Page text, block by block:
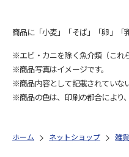
商品に「小麦」「そば」「卵」「
※エビ・カニを除く魚介類（これ
※商品写真はイメージです。
※商品内容として記載されていな
※商品の色は、印刷の都合により
ホーム ネットショップ 雑